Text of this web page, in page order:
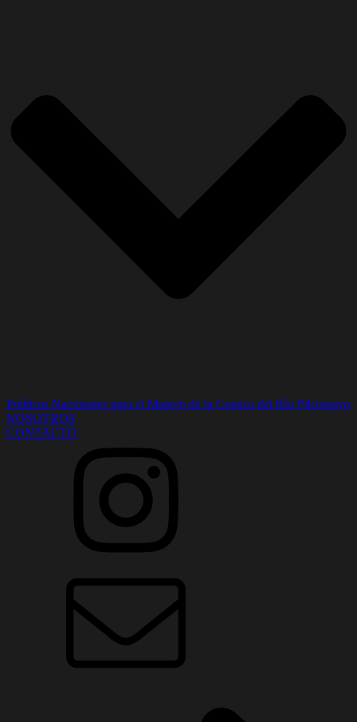
Políticas Nacionales para el Manejo de la Cuenca del Río Pilcomayo
NOSOTROS
CONTACTO